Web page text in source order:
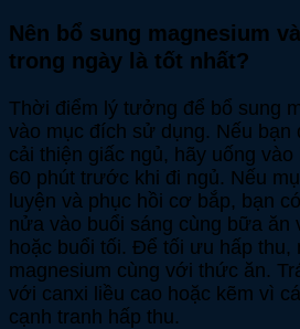
Nên bổ sung magnesium
trong ngày là tốt nhất?
Thời điểm lý tưởng để bổ sung
vào mục đích sử dụng. Nếu bạn
cải thiện giấc ngủ, hãy uống
60 phút trước khi đi ngủ. Nếu
luyện và phục hồi cơ bắp, bạn
nửa vào buổi sáng cùng bữa ăn
hoặc buổi tối. Để tối ưu hấp thu,
magnesium cùng với thức ăn.
với canxi liều cao hoặc kẽm vì
cạnh tranh hấp thu.